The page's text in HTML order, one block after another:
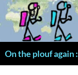
Aller
au
contenu